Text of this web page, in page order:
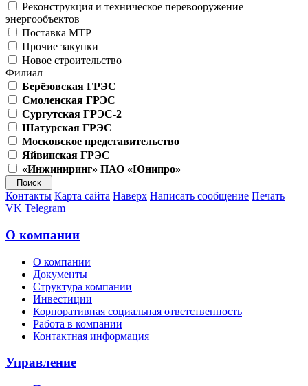
Реконструкция и техническое перевооружение
энергообъектов
Поставка МТР
Прочие закупки
Новое строительство
Филиал
Берёзовская ГРЭС
Смоленская ГРЭС
Сургутская ГРЭС-2
Шатурская ГРЭС
Московское представительство
Яйвинская ГРЭС
«Инжиниринг» ПАО «Юнипро»
Контакты Карта сайта Наверх Написать сообщение Печать
VK Telegram
О компании
О компании
Документы
Структура компании
Инвестиции
Корпоративная социальная ответственность
Работа в компании
Контактная информация
Управление